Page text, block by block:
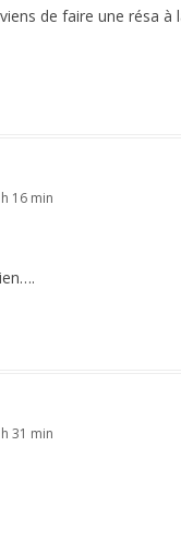
de faire une résa
16 min
31 min